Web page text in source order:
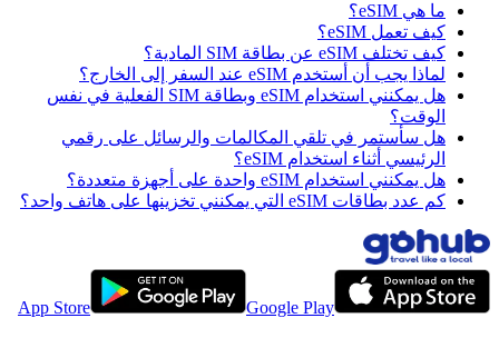
ما هي eSIM؟
كيف تعمل eSIM؟
كيف تختلف eSIM عن بطاقة SIM المادية؟
لماذا يجب أن أستخدم eSIM عند السفر إلى الخارج؟
هل يمكنني استخدام eSIM وبطاقة SIM الفعلية في نفس
الوقت؟
هل سأستمر في تلقي المكالمات والرسائل على رقمي
الرئيسي أثناء استخدام eSIM؟
هل يمكنني استخدام eSIM واحدة على أجهزة متعددة؟
كم عدد بطاقات eSIM التي يمكنني تخزينها على هاتف واحد؟
App Store Google Play